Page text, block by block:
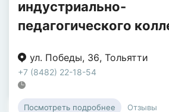
индустриально-
педагогического
ул. Победы, 36, Тольятти
+7 (8482) 22-18-54
Посмотреть подробнее Отзывы